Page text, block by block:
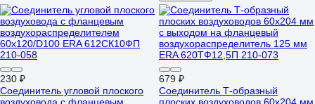
230 ₽
Соединитель угловой плоского
679 ₽
Соединитель Т-образный